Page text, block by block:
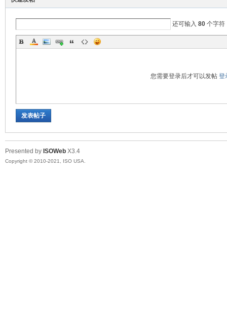
还可输入 80个字符
您需要登录后才可以发帖 登
发表帖子
Presented by ISOWeb X3.4
Copyright © 2010-2021, ISO USA.